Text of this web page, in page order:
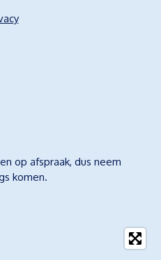
op afspraak, dus neem
komen.